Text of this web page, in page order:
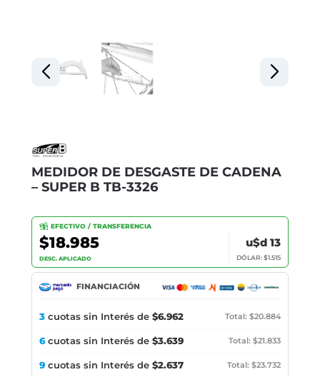
MEDIDOR DE DESGASTE DE CADENA
– SUPER B TB-3326
EFECTIVO / TRANSFERENCIA
$18.985
DESC. APLICADO
u$d 13
DÓLAR: $1.515
FINANCIACIÓN
3 cuotas sin Interés de $6.962 Total: $20.884
6cuotas sin Interés de $3.639 Total: $21.833
9 cuotas sin Interés de $2.637 Total: $23.732